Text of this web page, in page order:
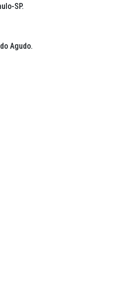
SP.
Agudo.